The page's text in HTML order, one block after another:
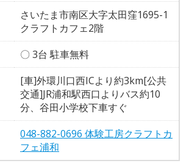
さいたま市南区大字太田窪1695-1
クラフトカフェ2階
〇 3台 駐車無料
[車]外環川口西ICより約3km[公共
交通]JR浦和駅西口よりバス約10
分、谷田小学校下車すぐ
048-882-0696 体験工房クラフトカ
フェ浦和